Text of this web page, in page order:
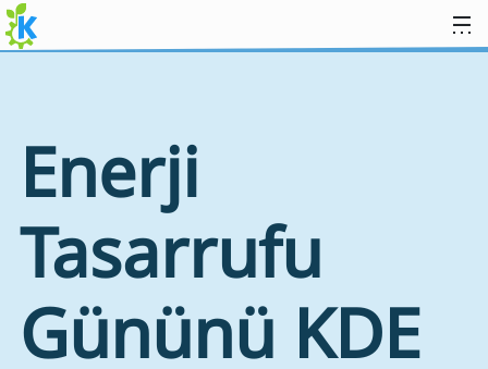
İçeriğe atla
Enerji
Tasarrufu
Gününü KDE